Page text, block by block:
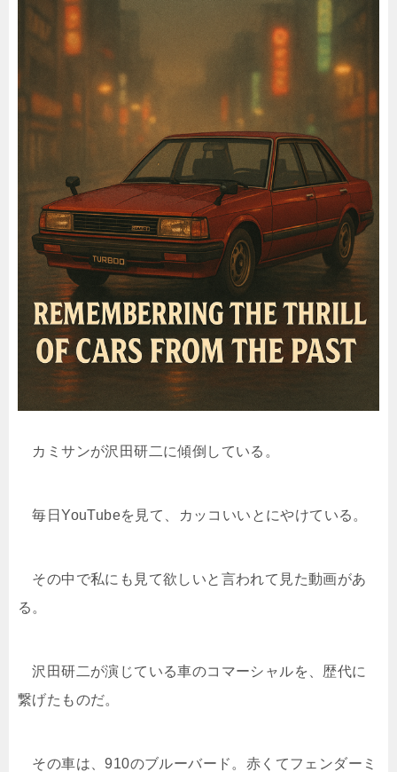
カミサンが沢田研二に傾倒している。
毎日YouTubeを見て、カッコいいとにやけている。
その中で私にも見て欲しいと言われて見た動画があ
る。
沢田研二が演じている車のコマーシャルを、歴代に
繋げたものだ。
その車は、910のブルーバード。赤くてフェンダーミ